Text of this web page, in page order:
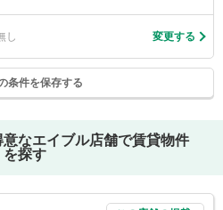
し 変更する
条件を保存する
意なエイブル店舗で賃貸物件
を探す